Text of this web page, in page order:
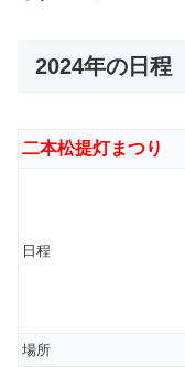
2024年の日程
二本松提灯まつり
日程
場所